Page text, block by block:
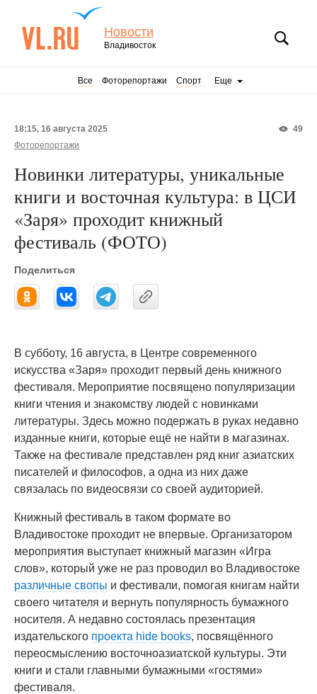
Новости
Владивосток
Все Фоторепортажи Спорт Еще
49
18:15, 16 августа 2025
Фоторепортажи
Новинки литературы, уникальные
книги и восточная культура: в ЦСИ
«Заря» проходит книжный
фестиваль (ФОТО)
Поделиться
В субботу, 16 августа, в Центре современного
искусства «Заря» проходит первый день книжного
фестиваля. Мероприятие посвящено популяризации
книги чтения и знакомству людей с новинками
литературы. Здесь можно подержать в руках недавно
изданные книги, которые ещё не найти в магазинах.
Также на фестивале представлен ряд книг азиатских
писателей и философов, а одна из них даже
связалась по видеосвязи со своей аудиторией.
Книжный фестиваль в таком формате во
Владивостоке проходит не впервые. Организатором
мероприятия выступает книжный магазин «Игра
слов», который уже не раз проводил во Владивостоке
различные свопы и фестивали, помогая книгам найти
своего читателя и вернуть популярность бумажного
носителя. А недавно состоялась презентация
издательского проекта hide books, посвящённого
переосмыслению восточноазиатской культуры. Эти
книги и стали главными бумажными «гостями»
фестиваля.